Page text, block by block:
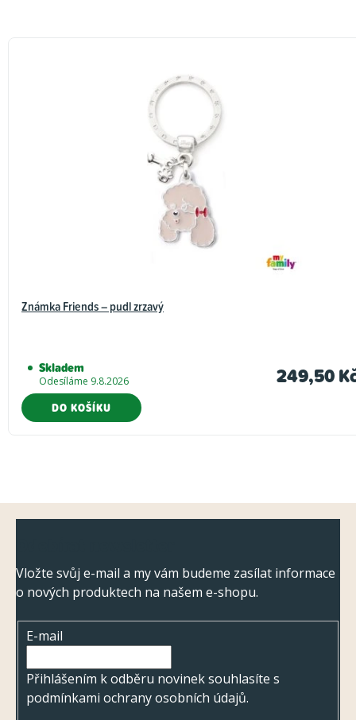
Známka Friends – pudl zrzavý
Skladem
Odesíláme 9.8.2026 249,50
DO KOŠÍKU
Vložte svůj e-mail a my vám budeme zasílat informace
o nových produktech na našem e-shopu.
E-mail
Přihlášením k odběru novinek souhlasíte s
podmínkami ochrany osobních údajů.